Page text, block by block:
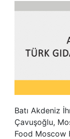
Batı Akdeniz
Çavuşoğlu,
Food Moscow